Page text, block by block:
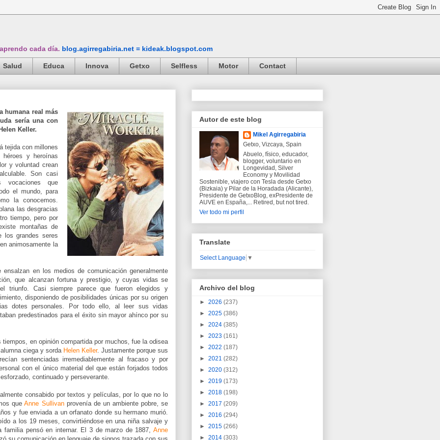
cada día. blog.agirregabiria.net = kideak.blogspot.com
Salud Educa Innova Getxo Selfless Motor Contact
humana real más
sería una con
Keller.
tejida con millones
héroes y heroínas
y voluntad crean
Son casi
que
el mundo, para
la conocemos.
las desgracias
tiempo, pero por
montañas de
los grandes seres
animosamente la
en los medios de comunicación generalmente
que alcanzan fortuna y prestigio, y cuyas vidas se
triunfo. Casi siempre parece que fueron elegidos y
disponiendo de posibilidades únicas por su origen
dotes personales. Por todo ello, al leer sus vidas
predestinados para el éxito sin mayor ahínco por su
en opinión compartida por muchos, fue la odisea
ciega y sorda Helen Keller. Justamente porque sus
sentenciadas irremediablemente al fracaso y por
con el único material del que están forjados todos
continuado y perseverante.
consabido por textos y películas, por lo que no lo
queAnne Sullivanprovenía de un ambiente pobre, se
y fue enviada a un orfanato donde su hermano murió.
a los 19 meses, convirtiéndose en una niña salvaje y
familia pensó en internar. El 3 de marzo de 1887, Anne
Autor de este blog
Mikel Agirregabiria
Getxo, Vizcaya, Spain
Abuelo, físico, educador,
blogger, voluntario en
Longevidad, Silver
Economy y Movilidad
Sostenible, viajero con Tesla desde Getxo
(Bizkaia) y Pilar de la Horadada (Alicante),
Presidente de GetxoBlog, exPresidente de
AUVE en España,... Retired, but not tired.
Ver todo mi perfil
Translate
Select Language ▼
Archivo del blog
► 2026 (237)
► 2025 (386)
► 2024 (385)
► 2023 (161)
► 2022 (187)
► 2021 (282)
► 2020 (312)
► 2019 (173)
► 2018 (198)
► 2017 (209)
► 2016 (294)
► 2015 (266)
► 2014 (303)